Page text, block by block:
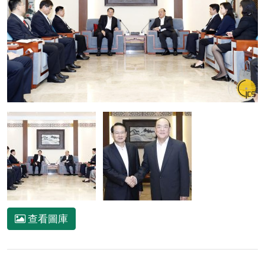
查看圖庫